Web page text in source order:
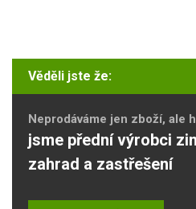
Věděli jste že:
Neprodáváme jen zboží, ale
jsme přední výrobci
zahrad a zastřešení